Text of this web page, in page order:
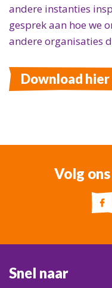
andere instanties
gesprek aan hoe we
andere organisaties
Download
Volg
Snel naar